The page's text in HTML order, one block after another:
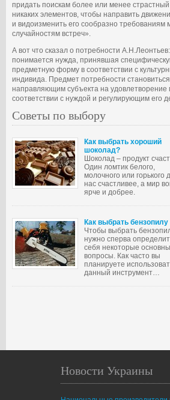
придать поискам более или менее
никаких элементов, чтобы направить
и видоизменить его сообразно требованиям
случайностям встреч».
А вот что сказал о потребности
понимается нужда, принявшая
предметную форму в соответствии с
индивида. Предмет потребности
направляющим субъекта на удовлетворение
соответствии с нуждой и регулирующим его
Советы по выбору
Как выбрать хороший
шоколад?
Шоколад – продукт
Один ломтик белого,
молочного или горького
нас счастливее, а мир
ярче и добрее.
Как выбрать бензопилу
Чтобы выбрать
нужно сперва
себя некоторые
вопросы. Как часто вы
планируете
данный инструмент…
Новости Украины